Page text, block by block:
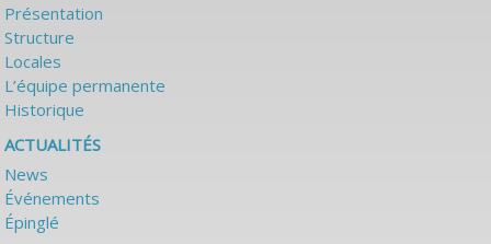
Présentation
Structure
Locales
L’équipe permanente
Historique
ACTUALITÉS
News
Événements
Épinglé